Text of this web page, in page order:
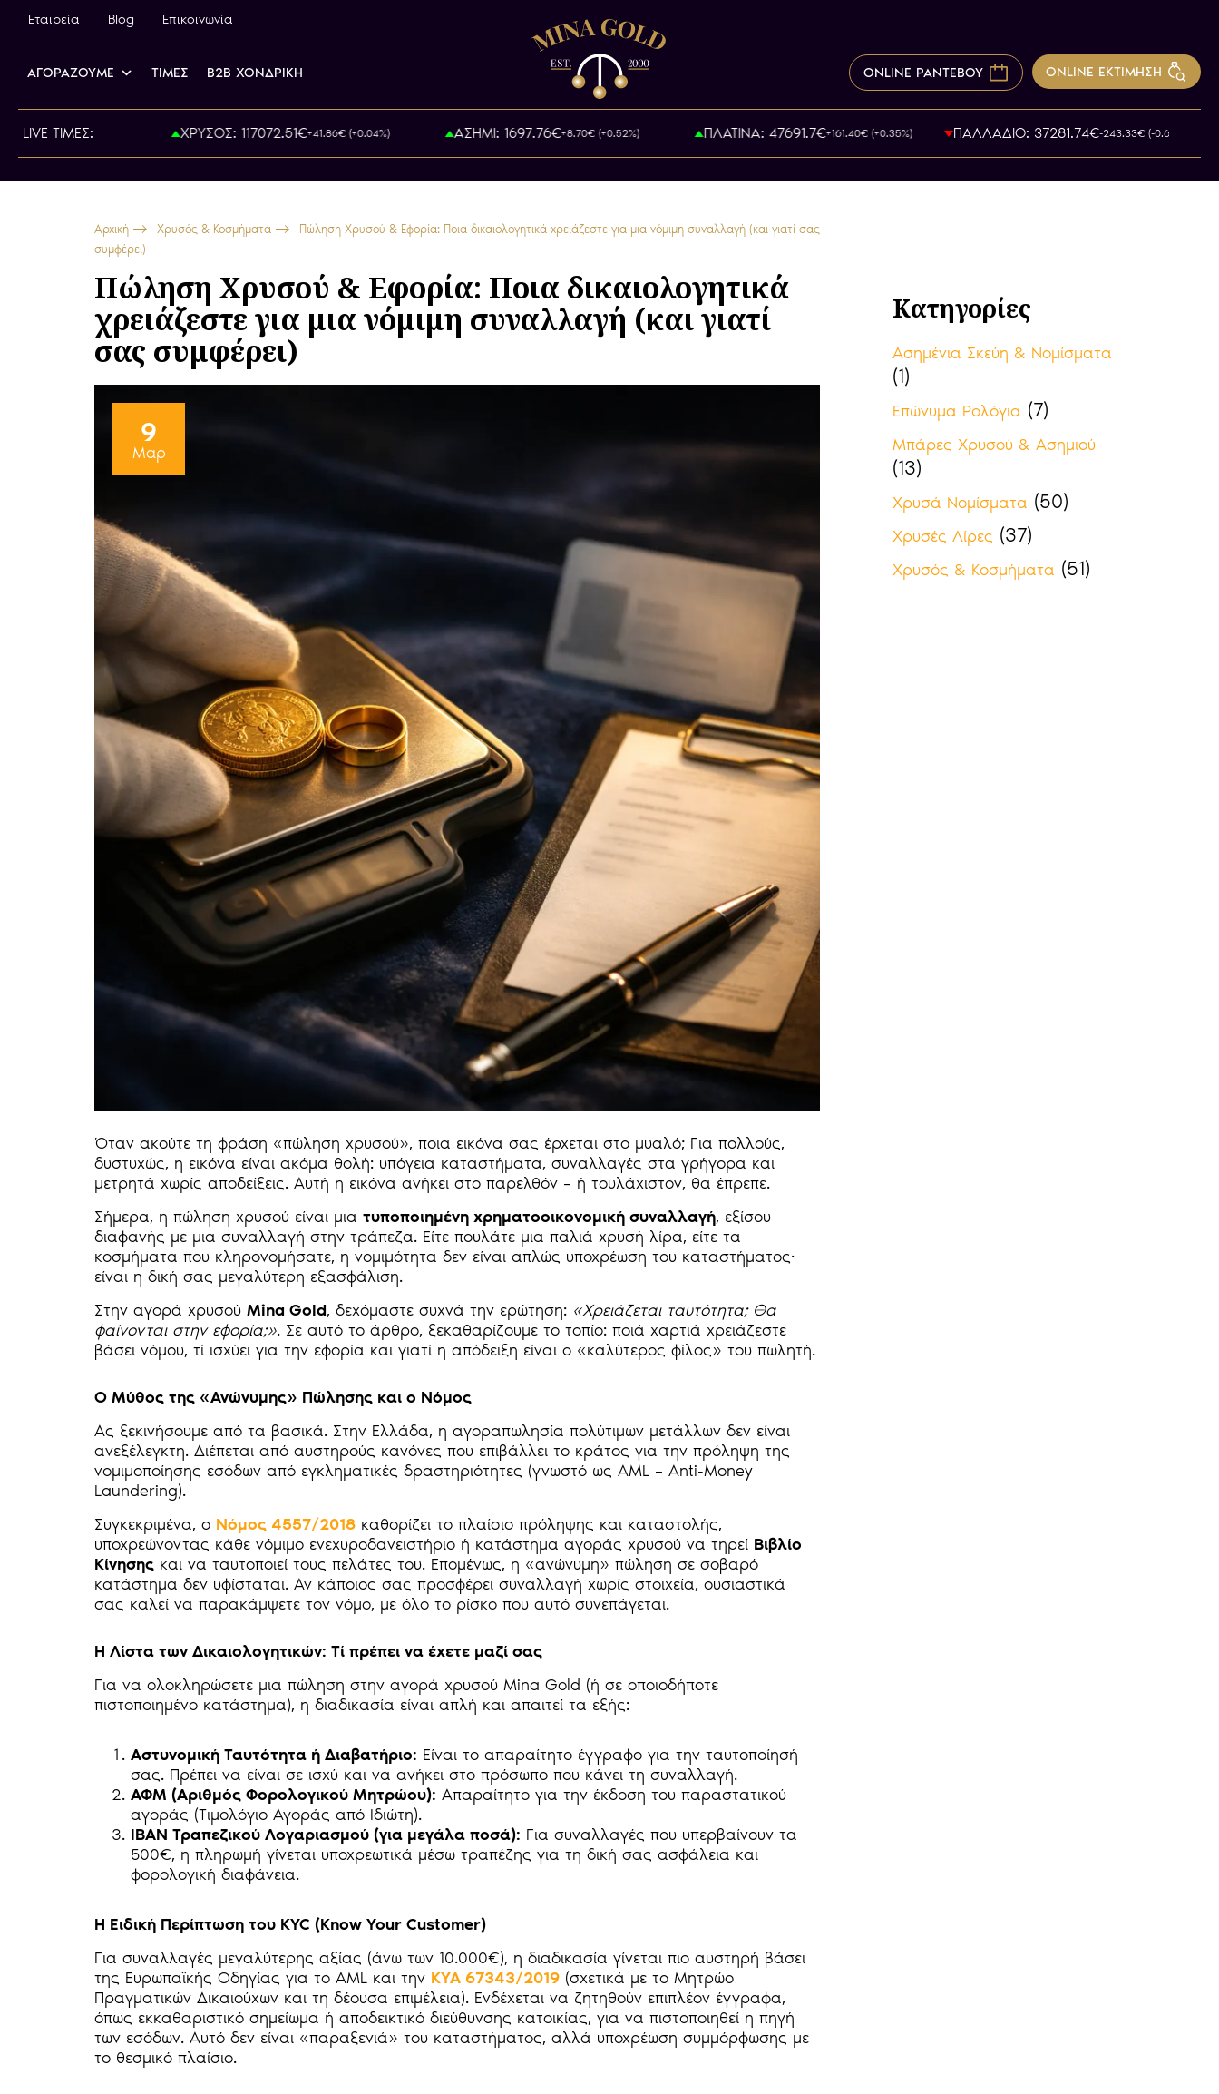
Εταιρεία Blog Επικοινωνία
ΑΓΟΡΑΖΟΥΜΕ ΤΙΜΕΣ B2B ΧΟΝΔΡΙΚΗ ONLINE ΡΑΝΤΕΒΟΥ ONLINE ΕΚΤΙΜΗΣΗ
LIVE ΤΙΜΕΣ:
800.00€ ΧΡΥΣΟΣ: 117072.51€+41.86€ (+0.04%) ΑΣΗΜΙ: 1697.76€+8.70€ (+0.52%) ΠΛΑΤΙΝΑ: 47691.7€+161.40€ (+0.35%) ΠΑΛΛΑΔΙΟ: 37281.74€-243.33€ (-0.67%)
Αρχική Χρυσός & Κοσμήματα
Πώληση Χρυσού & Εφορία: Ποια δικαιολογητικά χρειάζεστε για μια νόμιμη συναλλαγή (και γιατί σας
συμφέρει)
Πώληση Χρυσού & Εφορία: Ποια δικαιολογητικά
χρειάζεστε για μια νόμιμη συναλλαγή (και γιατί
σας συμφέρει)
9
Μαρ
Όταν ακούτε τη φράση «πώληση χρυσού», ποια εικόνα σας έρχεται στο μυαλό; Για πολλούς,
δυστυχώς, η εικόνα είναι ακόμα θολή: υπόγεια καταστήματα, συναλλαγές στα γρήγορα και
μετρητά χωρίς αποδείξεις. Αυτή η εικόνα ανήκει στο παρελθόν – ή τουλάχιστον, θα έπρεπε.
Σήμερα, η πώληση χρυσού είναι μια τυποποιημένη χρηματοοικονομική συναλλαγή, εξίσου
διαφανής με μια συναλλαγή στην τράπεζα. Είτε πουλάτε μια παλιά χρυσή λίρα, είτε τα
κοσμήματα που κληρονομήσατε, η νομιμότητα δεν είναι απλώς υποχρέωση του καταστήματος·
είναι η δική σας μεγαλύτερη εξασφάλιση.
Στην αγορά χρυσού Mina Gold, δεχόμαστε συχνά την ερώτηση: «Χρειάζεται ταυτότητα; Θα
φαίνονται στην εφορία;». Σε αυτό το άρθρο, ξεκαθαρίζουμε το τοπίο: ποιά χαρτιά χρειάζεστε
βάσει νόμου, τί ισχύει για την εφορία και γιατί η απόδειξη είναι ο «καλύτερος φίλος» του πωλητή.
Ο Μύθος της «Ανώνυμης» Πώλησης και ο Νόμος
Ας ξεκινήσουμε από τα βασικά. Στην Ελλάδα, η αγοραπωλησία πολύτιμων μετάλλων δεν είναι
ανεξέλεγκτη. Διέπεται από αυστηρούς κανόνες που επιβάλλει το κράτος για την πρόληψη της
νομιμοποίησης εσόδων από εγκληματικές δραστηριότητες (γνωστό ως AML – Anti-Money
Laundering).
Συγκεκριμένα, ο Νόμος 4557/2018 καθορίζει το πλαίσιο πρόληψης και καταστολής,
υποχρεώνοντας κάθε νόμιμο ενεχυροδανειστήριο ή κατάστημα αγοράς χρυσού να τηρεί Βιβλίο
Κίνησης και να ταυτοποιεί τους πελάτες του. Επομένως, η «ανώνυμη» πώληση σε σοβαρό
κατάστημα δεν υφίσταται. Αν κάποιος σας προσφέρει συναλλαγή χωρίς στοιχεία, ουσιαστικά
σας καλεί να παρακάμψετε τον νόμο, με όλο το ρίσκο που αυτό συνεπάγεται.
Η Λίστα των Δικαιολογητικών: Τί πρέπει να έχετε μαζί σας
Για να ολοκληρώσετε μια πώληση στην αγορά χρυσού Mina Gold (ή σε οποιοδήποτε
πιστοποιημένο κατάστημα), η διαδικασία είναι απλή και απαιτεί τα εξής:
Αστυνομική Ταυτότητα ή Διαβατήριο: Είναι το απαραίτητο έγγραφο για την ταυτοποίησή
σας. Πρέπει να είναι σε ισχύ και να ανήκει στο πρόσωπο που κάνει τη συναλλαγή.
ΑΦΜ (Αριθμός Φορολογικού Μητρώου): Απαραίτητο για την έκδοση του παραστατικού
αγοράς (Τιμολόγιο Αγοράς από Ιδιώτη).
ΙΒΑΝ Τραπεζικού Λογαριασμού (για μεγάλα ποσά): Για συναλλαγές που υπερβαίνουν τα
500€, η πληρωμή γίνεται υποχρεωτικά μέσω τραπέζης για τη δική σας ασφάλεια και
φορολογική διαφάνεια.
Η Ειδική Περίπτωση του KYC (Know Your Customer)
Για συναλλαγές μεγαλύτερης αξίας (άνω των 10.000€), η διαδικασία γίνεται πιο αυστηρή βάσει
της Ευρωπαϊκής Οδηγίας για το AML και την ΚΥΑ 67343/2019 (σχετικά με το Μητρώο
Πραγματικών Δικαιούχων και τη δέουσα επιμέλεια). Ενδέχεται να ζητηθούν επιπλέον έγγραφα,
όπως εκκαθαριστικό σημείωμα ή αποδεικτικό διεύθυνσης κατοικίας, για να πιστοποιηθεί η πηγή
των εσόδων. Αυτό δεν είναι «παραξενιά» του καταστήματος, αλλά υποχρέωση συμμόρφωσης με
το θεσμικό πλαίσιο.
Κατηγορίες
Ασημένια Σκεύη & Νομίσματα
(1)
Επώνυμα Ρολόγια (7)
Μπάρες Χρυσού & Ασημιού
(13)
Χρυσά Νομίσματα (50)
Χρυσές Λίρες (37)
Χρυσός & Κοσμήματα (51)